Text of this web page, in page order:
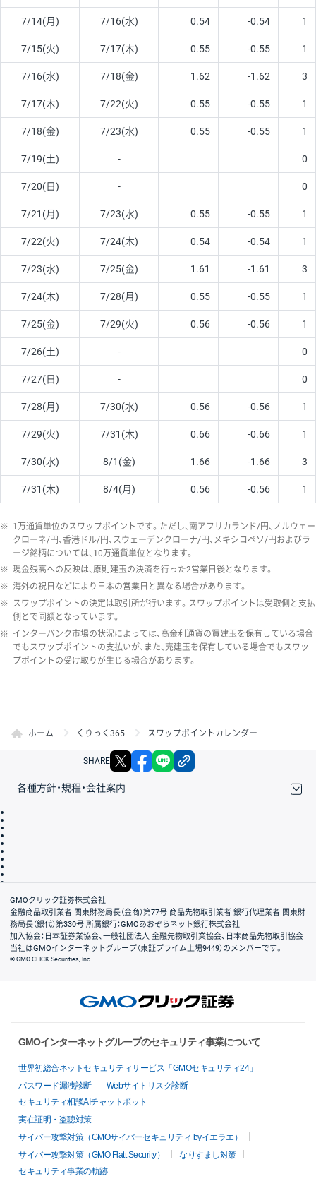
7/14(月) 7/16(水) 0.54 -0.54 1
7/15(火) 7/17(木) 0.55 -0.55 1
7/16(水) 7/18(金) 1.62 -1.62 3
7/17(木) 7/22(火) 0.55 -0.55 1
7/18(金) 7/23(水) 0.55 -0.55 1
7/19(土) - 0
7/20(日) - 0
7/21(月) 7/23(水) 0.55 -0.55 1
7/22(火) 7/24(木) 0.54 -0.54 1
7/23(水) 7/25(金) 1.61 -1.61 3
7/24(木) 7/28(月) 0.55 -0.55 1
7/25(金) 7/29(火) 0.56 -0.56 1
7/26(土) - 0
7/27(日) - 0
7/28(月) 7/30(水) 0.56 -0.56 1
7/29(火) 7/31(木) 0.66 -0.66 1
7/30(水) 8/1(金) 1.66 -1.66 3
7/31(木) 8/4(月) 0.56 -0.56 1
※ 1万通貨単位のスワップポイントです。ただし、南アフリカランド/円、ノルウェー
クローネ/円、香港ドル/円、スウェーデンクローナ/円、メキシコペソ/円およびラ
ージ銘柄については、10万通貨単位となります。
※ 現金残高への反映は、原則建玉の決済を行った2営業日後となります。
※ 海外の祝日などにより日本の営業日と異なる場合があります。
※ スワップポイントの決定は取引所が行います。スワップポイントは受取側と支払
側とで同額となっています。
※ インターバンク市場の状況によっては、高金利通貨の買建玉を保有している場合
でもスワップポイントの支払いが、また、売建玉を保有している場合でもスワッ
プポイントの受け取りが生じる場合があります。
ホーム くりっく365 スワップポイントカレンダー
SHARE X facebook
各種方針・規程・会社案内
会社案内
GMOクリック証券株式会社
金融商品取引業者 関東財務局長（金商）第77号 商品先物取引業者 銀行代理業者 関東財
務局長（銀代）第330号 所属銀行：GMOあおぞらネット銀行株式会社
加入協会：日本証券業協会、一般社団法人 金融先物取引業協会、日本商品先物取引協会
当社はGMOインターネットグループ（東証プライム上場9449）のメンバーです。
© GMO CLICK Securities, Inc.
GMOインターネットグループのセキュリティ事業について
世界初総合ネットセキュリティサービス「GMOセキュリティ24」
パスワード漏洩診断
Webサイトリスク診断
セキュリティ相談AIチャットボット
実在証明・盗聴対策
サイバー攻撃対策（GMOサイバーセキュリティ byイエラエ）
サイバー攻撃対策（GMO Flatt Security）
なりすまし対策
セキュリティ事業の軌跡